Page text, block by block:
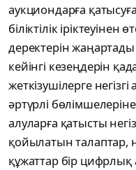
аукциондарға
біліктілік
деректерін
кейінгі кезеңдерін
жеткізушілерге
әртүрлі
алуларға қатысты
қойылатын талаптар,
құжаттар бір